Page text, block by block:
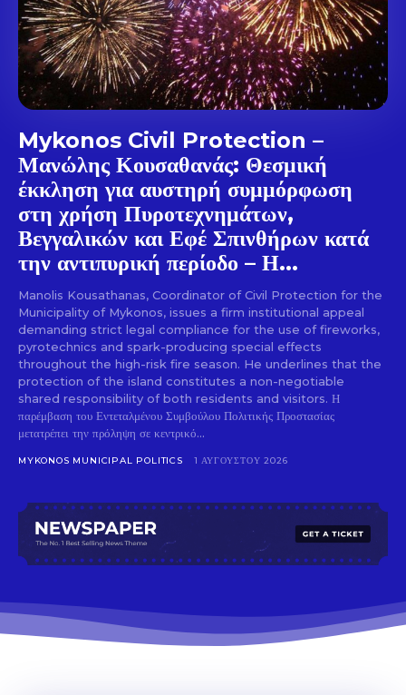
Don't miss
out!
Sing up for our newsletter
to stay in the loop.
SUBSCRIBE
Mykonos Civil Protection –
Μανώλης Κουσαθανάς: Θεσμική
έκκληση για αυστηρή συμμόρφωση
στη χρήση Πυροτεχνημάτων,
Βεγγαλικών και Εφέ Σπινθήρων κατά
την αντιπυρική περίοδο – Η...
Manolis Kousathanas, Coordinator of Civil Protection for the
Municipality of Mykonos, issues a firm institutional appeal
demanding strict legal compliance for the use of fireworks,
pyrotechnics and spark-producing special effects
throughout the high-risk fire season. He underlines that the
protection of the island constitutes a non-negotiable
shared responsibility of both residents and visitors. Η
παρέμβαση του Εντεταλμένου Συμβούλου Πολιτικής Προστασίας
μετατρέπει την πρόληψη σε κεντρικό...
MYKONOS MUNICIPAL POLITICS 1 ΑΥΓΟΎΣΤΟΥ 2026